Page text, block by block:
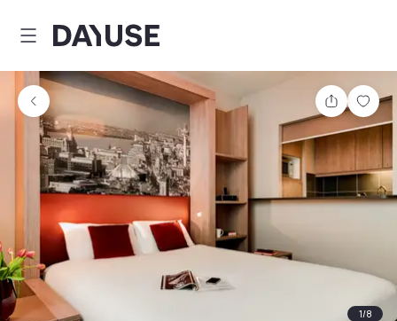
Dayuse
1/8